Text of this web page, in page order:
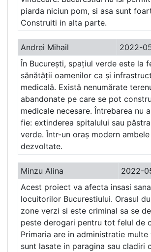
piarda niciun pom, si asa sunt
Construiti in alta parte.
Andrei Mihail
2022-
În București, spațiul verde este la
sănătății oamenilor ca și
medicală. Există nenumărate
abandonate pe care se pot
medicale necesare. Întrebarea nu
fie: extinderea spitalului sau
verde. Într-un oraș modern
dezvoltate.
Minzu Alina
2022-
Acest proiect va afecta insasi
locuitorilor Bucurestiului. Orasul
zone verzi si este criminal sa se
peste derogari pentru tot felul de
Primaria are in administratie multe
sunt lasate in paragina sau cladiri